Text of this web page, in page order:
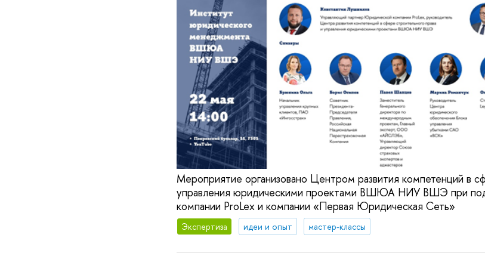
Мероприятие организовано Центром развития компетенций в
управления юридическими проектами ВШЮА НИУ ВШЭ при
компании ProLex и компании «Первая Юридическая Сеть»
Экспертиза идеи и опыт мастер-классы